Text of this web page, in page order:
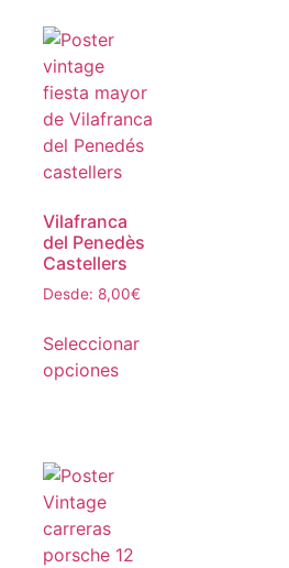
Vilafranca
del Penedès
Castellers
Desde: 8,00€
Seleccionar
opciones